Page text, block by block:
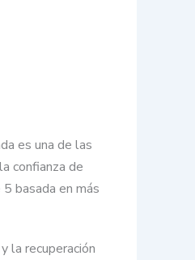
es una de las
confianza de
basada en más
la recuperación